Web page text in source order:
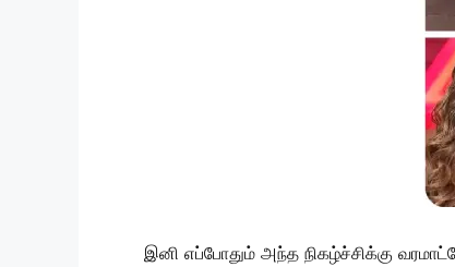
இனி எப்போதும் அந்த நிகழ்ச்சிக்கு